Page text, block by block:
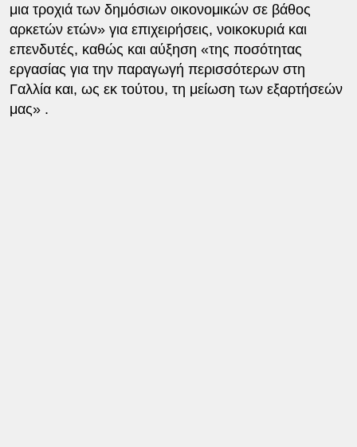
μια τροχιά των δημόσιων οικονομικών σε βάθος
αρκετών ετών» για επιχειρήσεις, νοικοκυριά και
επενδυτές, καθώς και αύξηση «της ποσότητας
εργασίας για την παραγωγή περισσότερων στη
Γαλλία και, ως εκ τούτου, τη μείωση των εξαρτήσεών
μας» .